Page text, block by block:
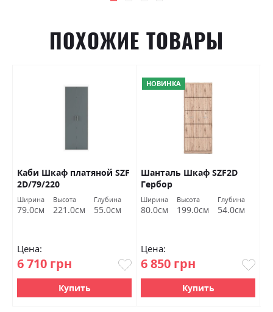
ПОХОЖИЕ ТОВАРЫ
Каби Шкаф платяной SZF
2D/79/220
Ширина
79.0см
Высота
221.0см
Глубина
55.0см
Цена:
6 710 грн
Купить
НОВИНКА
Шанталь Шкаф SZF2D
Гербор
Ширина
80.0см
Высота
199.0см
Глубина
54.0см
Цена:
6 850 грн
Купить